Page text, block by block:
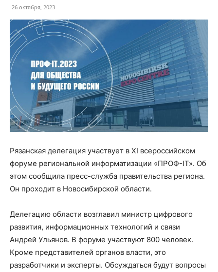
26 октября, 2023
Рязанская делегация участвует в XI всероссийском
форуме региональной информатизации «ПРОФ-IT». Об
этом сообщила пресс-служба правительства региона.
Он проходит в Новосибирской области.
Делегацию области возглавил министр цифрового
развития, информационных технологий и связи
Андрей Ульянов. В форуме участвуют 800 человек.
Кроме представителей органов власти, это
разработчики и эксперты. Обсуждаться будут вопросы